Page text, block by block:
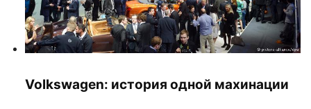
Volkswagen: история одной махинации